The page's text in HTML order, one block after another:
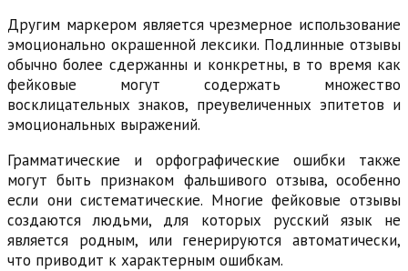
Другим маркером является чрезмерное использование
эмоционально окрашенной лексики. Подлинные отзывы
обычно более сдержанны и конкретны, в то время как
фейковые могут содержать множество
восклицательных знаков, преувеличенных эпитетов и
эмоциональных выражений.
Грамматические и орфографические ошибки также
могут быть признаком фальшивого отзыва, особенно
если они систематические. Многие фейковые отзывы
создаются людьми, для которых русский язык не
является родным, или генерируются автоматически,
что приводит к характерным ошибкам.